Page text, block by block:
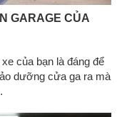
GARAGE CỦA
của bạn là đáng để
dưỡng cửa ga ra mà